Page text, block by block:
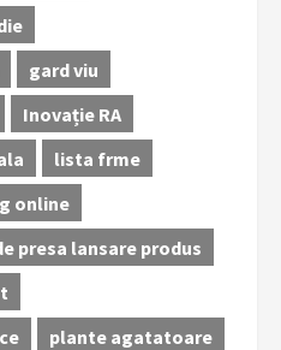
gard viu
Inovație RA
lista frme
online
presa lansare produs
plante agatatoare